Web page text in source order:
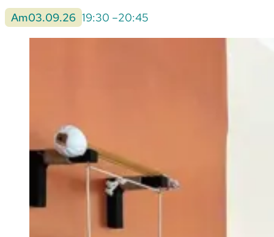
Am03.09.26 19:30 –20:45